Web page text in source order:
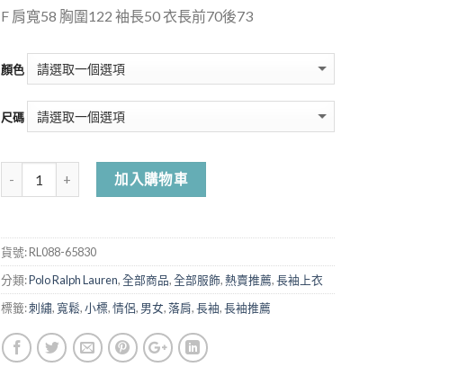
F 肩寬58 胸圍122 袖長50 衣長前70後73
顏色
尺碼
加入購物車
貨號:RL088-65830
分類:Polo Ralph Lauren,全部商品,全部服飾,熱賣推薦,長袖上衣
標籤:刺繡, 寬鬆,小標,情侶, 男女,落肩,長袖,長袖推薦